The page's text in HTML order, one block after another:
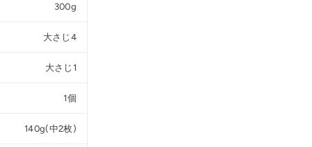
300g
大さじ4
大さじ1
1個
140g(中2枚)